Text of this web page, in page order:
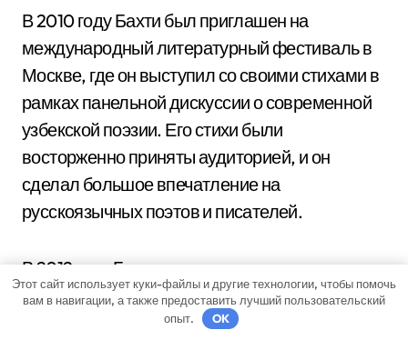
В 2010 году Бахти был приглашен на
международный литературный фестиваль в
Москве, где он выступил со своими стихами в
рамках панельной дискуссии о современной
узбекской поэзии. Его стихи были
восторженно приняты аудиторией, и он
сделал большое впечатление на
русскоязычных поэтов и писателей.
В 2012 году Бахти получил приглашение от
издательства в Иране, чтобы выступить с
презентацией своей новой книги стихов. Он
Этот сайт использует куки-файлы и другие технологии, чтобы помочь
вам в навигации, а также предоставить лучший пользовательский
опыт.
OK